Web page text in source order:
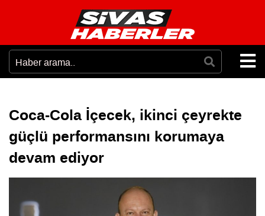
Coca-Cola İçecek, ikinci çeyrekte
güçlü performansını korumaya
devam ediyor